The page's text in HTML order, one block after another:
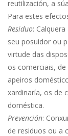
reutilización, a
Para estes
Residuo:
seu posuidor ou
virtude das
os comerciais,
apeiros
xardinaría, os de
doméstica.
Prevención:
de residuos ou a